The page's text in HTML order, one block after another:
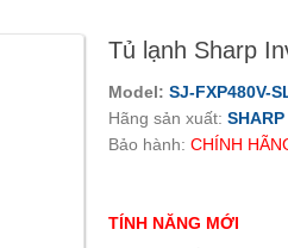
Tủ lạnh Sharp
Model: SJ-FXP480V-
Hãng sản xuất: SHARP
Bảo hành: CHÍNH
TÍNH NĂNG MỚI